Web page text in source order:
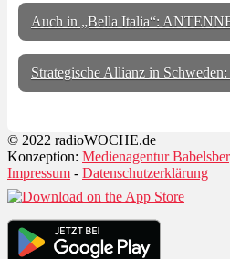
Auch in „Bella Italia“:
Strategische Allianz in
© 2022 radioWOCHE.de
Konzeption: Medienagentur
Impressum - Datenschutzerklärung